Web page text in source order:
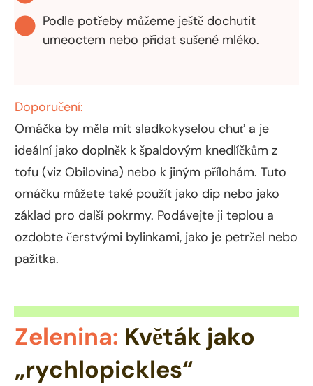
Podle potřeby můžeme ještě dochutit
umeoctem nebo přidat sušené mléko.
Doporučení:
Omáčka by měla mít sladkokyselou chuť a je
ideální jako doplněk k špaldovým knedlíčkům z
tofu (viz Obilovina) nebo k jiným přílohám. Tuto
omáčku můžete také použít jako dip nebo jako
základ pro další pokrmy. Podávejte ji teplou a
ozdobte čerstvými bylinkami, jako je petržel nebo
pažitka.
Zelenina: Květák jako
„rychlopickles“